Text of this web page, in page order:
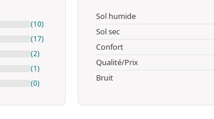
(10)
(17)
(2)
(1)
(0)
Sol humide
Sol sec
Confort
Qualité/Prix
Bruit